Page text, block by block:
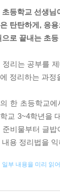
초등학교 선생님
탄탄하게, 응용
으로 끝내는 초
정리는 공부를
정리하는 과
한 초등학교
교 3~4학년을
준비물부터 글밥
내용 정리법을
일부 내용을 미리 읽